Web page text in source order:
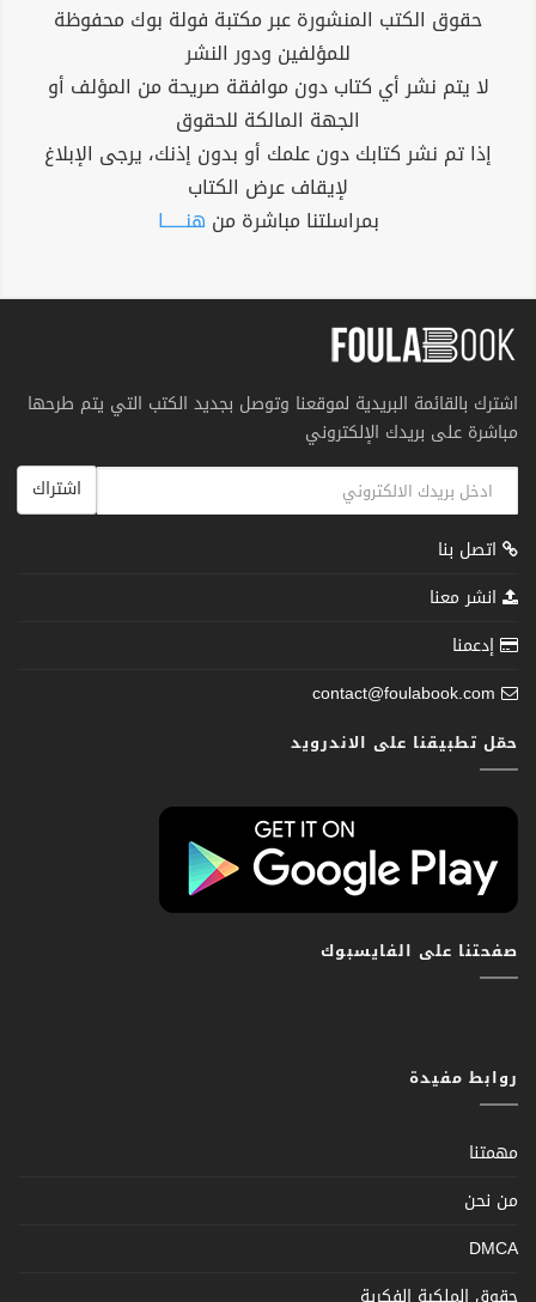
حقوق الكتب المنشورة عبر مكتبة فولة بوك محفوظة
للمؤلفين ودور النشر
لا يتم نشر أي كتاب دون موافقة صريحة من المؤلف أو
الجهة المالكة للحقوق
إذا تم نشر كتابك دون علمك أو بدون إذنك، يرجى الإبلاغ
لإيقاف عرض الكتاب
بمراسلتنا مباشرة من هنــــــا
اشترك بالقائمة البريدية لموقعنا وتوصل بجديد الكتب التي يتم طرحها
مباشرة على بريدك الإلكتروني
اشتراك
اتصل بنا
انشر معنا
إدعمنا
contact@foulabook.com
حمّل تطبيقنا على الاندرويد
صفحتنا على الفايسبوك
روابط مفيدة
مهمتنا
من نحن
DMCA